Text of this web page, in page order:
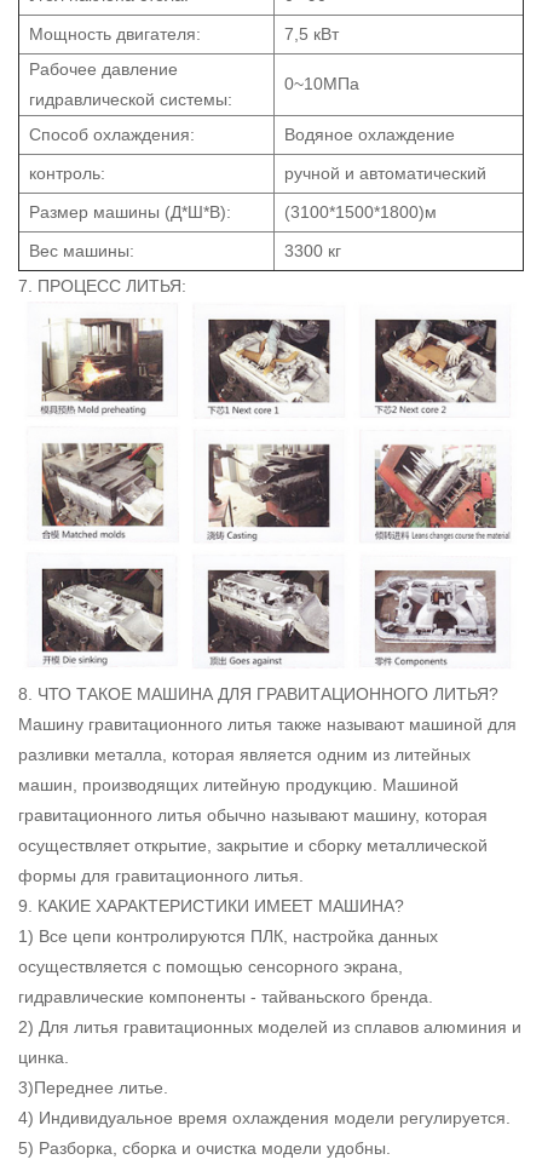
Мощность двигателя:
7,5 кВт
Рабочее давление
гидравлической системы:
0~10МПа
Способ охлаждения:
Водяное охлаждение
контроль:
ручной и автоматический
Размер машины (Д*Ш*В):
(3100*1500*1800)м
Вес машины:
3300 кг
7. ПРОЦЕСС ЛИТЬЯ:
8. ЧТО ТАКОЕ МАШИНА ДЛЯ ГРАВИТАЦИОННОГО ЛИТЬЯ?
Машину гравитационного литья также называют машиной для
разливки металла, которая является одним из литейных
машин, производящих литейную продукцию. Машиной
гравитационного литья обычно называют машину, которая
осуществляет открытие, закрытие и сборку металлической
формы для гравитационного литья.
9. КАКИЕ ХАРАКТЕРИСТИКИ ИМЕЕТ МАШИНА?
1) Все цепи контролируются ПЛК, настройка данных
осуществляется с помощью сенсорного экрана,
гидравлические компоненты - тайваньского бренда.
2) Для литья гравитационных моделей из сплавов алюминия и
цинка.
3)Переднее литье.
4) Индивидуальное время охлаждения модели регулируется.
5) Разборка, сборка и очистка модели удобны.